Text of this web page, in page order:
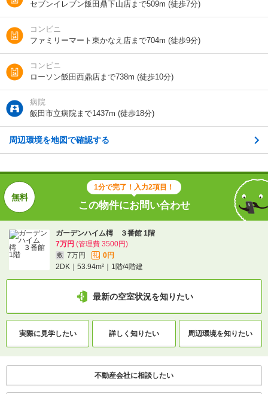
この物件にお問い合わせ
ガーデンハイム樗 ３番館 1階
7万円 (管理費 3500円)
2DK｜53.94m²｜1階/4階建
最新の空室状況を知りたい
実際に 詳しく知りたい
間取りや設備を
不動産会社に相談したい
電話で問い合わせ
セブンイレブン飯田鼎下山店まで509m (徒歩7分)
コンビニ
ファミリーマート東かなえ店まで704m (徒歩9分)
コンビニ
ローソン飯田西鼎店まで738m (徒歩10分)
病院
飯田市立病院まで1437m (徒歩18分)
周辺環境を地図で確認する
1分で完了！入力2項目！
この物件にお問い合わせ
ガーデンハイム樗 ３番館 1階
7万円 (管理費 3500円)
敷 7万円 礼
0円
2DK｜53.94m²｜1階/4階建
最新の空室状況を知りたい
実際に見学したい 詳しく知りたい 周辺環境を知りたい
不動産会社に相談したい